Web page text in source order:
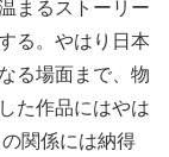
まるストーリー
る。やはり日本
る場面まで、物
た作品にはやは
関係には納得